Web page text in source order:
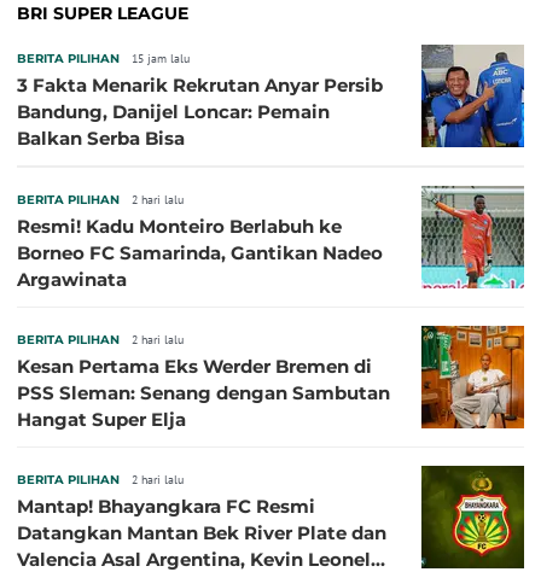
BRI SUPER LEAGUE
BERITA PILIHAN 15 jam lalu
3 Fakta Menarik Rekrutan Anyar Persib
Bandung, Danijel Loncar: Pemain
Balkan Serba Bisa
BERITA PILIHAN 2 hari lalu
Resmi! Kadu Monteiro Berlabuh ke
Borneo FC Samarinda, Gantikan Nadeo
Argawinata
BERITA PILIHAN 2 hari lalu
Kesan Pertama Eks Werder Bremen di
PSS Sleman: Senang dengan Sambutan
Hangat Super Elja
BERITA PILIHAN 2 hari lalu
Mantap! Bhayangkara FC Resmi
Datangkan Mantan Bek River Plate dan
Valencia Asal Argentina, Kevin Leonel